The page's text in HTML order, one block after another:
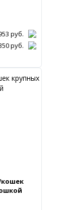
руб.
руб.
кошек